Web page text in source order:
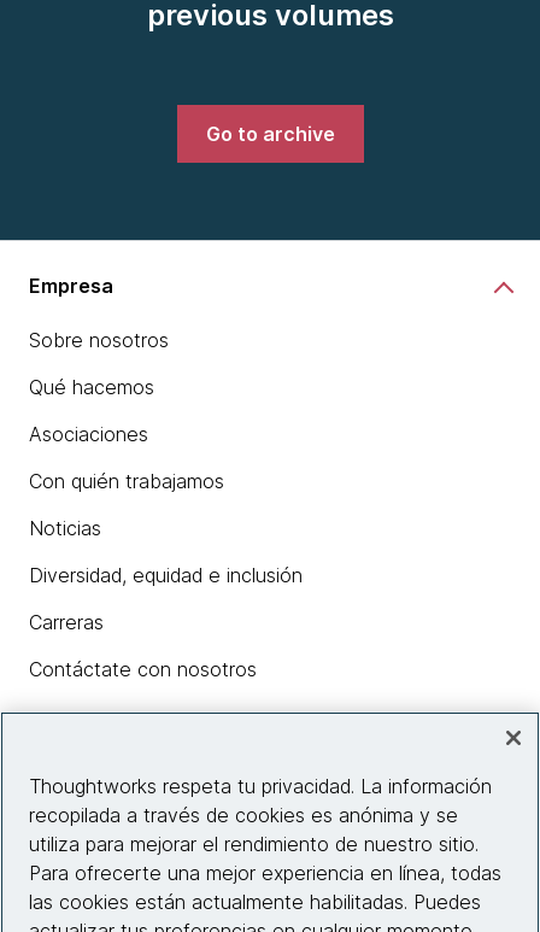
previous volumes
Go to archive
Empresa
Sobre nosotros
Qué hacemos
Asociaciones
Con quién trabajamos
Noticias
Diversidad, equidad e inclusión
Carreras
Contáctate con nosotros
Información del sitio web
Thoughtworks respeta tu privacidad. La información
recopilada a través de cookies es anónima y se
utiliza para mejorar el rendimiento de nuestro sitio.
Para ofrecerte una mejor experiencia en línea, todas
las cookies están actualmente habilitadas. Puedes